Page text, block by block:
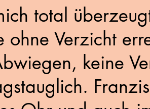
total
ohne Verzicht
keine